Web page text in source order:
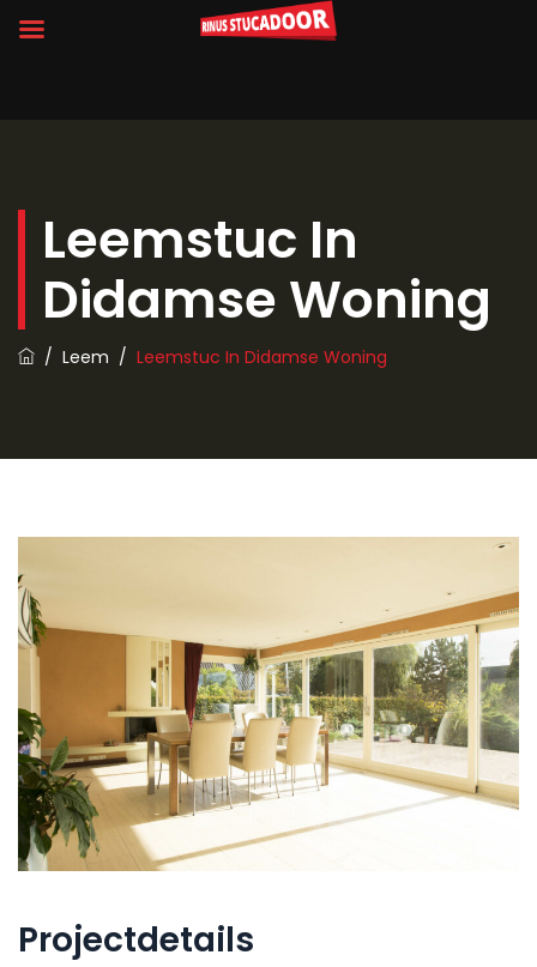
Leemstuc In
Didamse Woning
/ Leem / Leemstuc In Didamse Woning
Projectdetails